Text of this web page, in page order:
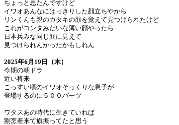
ちょっと思たんですけど
イワオあんなにはっきりした顔立ちやから
リンくんも親のカタキの顔を覚えて見つけられたけど
これがコンタみたいな薄い顔やったら
日本兵みな同じ顔に見えて
見つけられんかったかもしれん
2025年6月19日（木）
今期の朝ドラ
近い将来
こっすい頃のイワオそっくりな息子が
登場するのに５００バーツ
ワタスあの時代に生きていれば
割烹着来て旗振ってたと思う